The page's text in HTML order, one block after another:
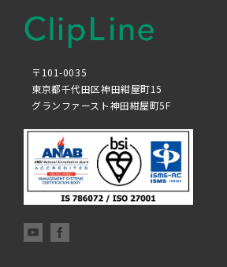
〒101-0035
東京都千代田区神田紺屋町15
グランファースト神田紺屋町5F